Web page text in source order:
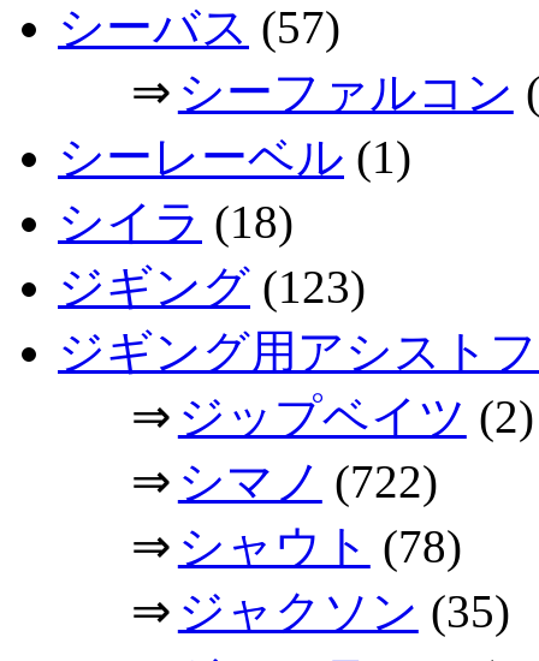
シーバス (57)
⇒ シーファルコン
シーレーベル (1)
シイラ (18)
ジギング (123)
ジギング用アシスト
⇒ ジップベイツ (2)
⇒ シマノ (722)
⇒ シャウト (78)
⇒ ジャクソン (35)